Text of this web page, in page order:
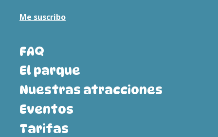
Me suscribo
FAQ
El parque
Nuestras atracciones
Eventos
Tarifas